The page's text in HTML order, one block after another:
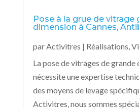
Pose à la grue de vitrage
dimension à Cannes,
parActivitres | Réalisations,
La pose de vitrages de grande
nécessite une expertise
des moyens de levage
Activitres, nous sommes